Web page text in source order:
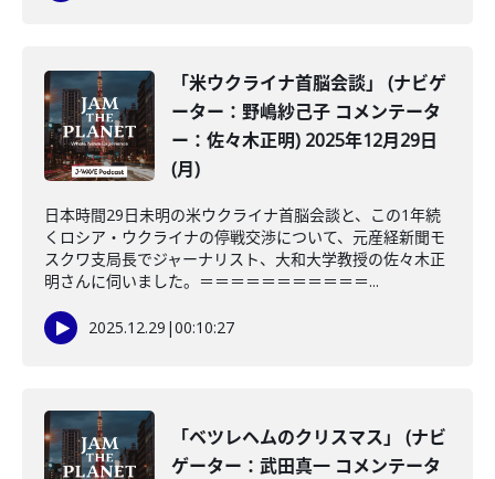
「米ウクライナ首脳会談」 (ナビゲ
ーター：野嶋紗己子 コメンテータ
ー：佐々木正明) 2025年12月29日
(月)
日本時間29日未明の米ウクライナ首脳会談と、この1年続
くロシア・ウクライナの停戦交渉について、元産経新聞モ
スクワ支局長でジャーナリスト、大和大学教授の佐々木正
明さんに伺いました。＝＝＝＝＝＝＝＝＝＝＝...
2025.12.29 |00:10:27
「ベツレヘムのクリスマス」 (ナビ
ゲーター：武田真一 コメンテータ